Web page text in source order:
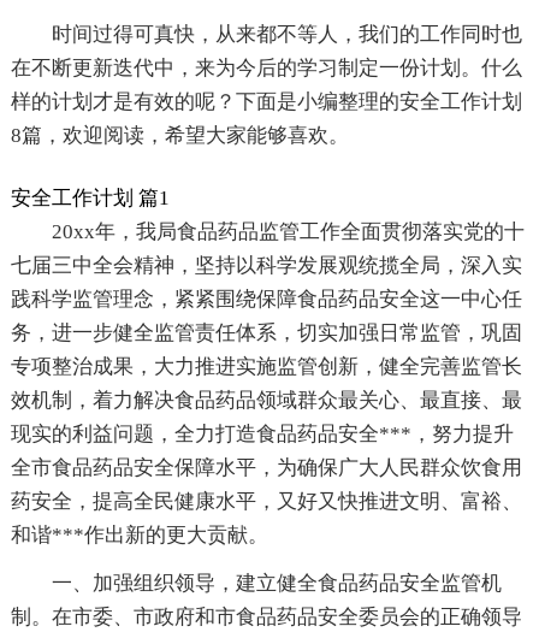
时间过得可真快，从来都不等人，我们的工作同时也
在不断更新迭代中，来为今后的学习制定一份计划。什么
样的计划才是有效的呢？下面是小编整理的安全工作计划
8篇，欢迎阅读，希望大家能够喜欢。
安全工作计划 篇1
20xx年，我局食品药品监管工作全面贯彻落实党的十
七届三中全会精神，坚持以科学发展观统揽全局，深入实
践科学监管理念，紧紧围绕保障食品药品安全这一中心任
务，进一步健全监管责任体系，切实加强日常监管，巩固
专项整治成果，大力推进实施监管创新，健全完善监管长
效机制，着力解决食品药品领域群众最关心、最直接、最
现实的利益问题，全力打造食品药品安全***，努力提升
全市食品药品安全保障水平，为确保广大人民群众饮食用
药安全，提高全民健康水平，又好又快推进文明、富裕、
和谐***作出新的更大贡献。
一、加强组织领导，建立健全食品药品安全监管机
制。在市委、市政府和市食品药品安全委员会的正确领导